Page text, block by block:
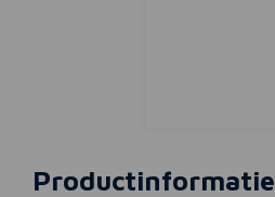
Productinformatie